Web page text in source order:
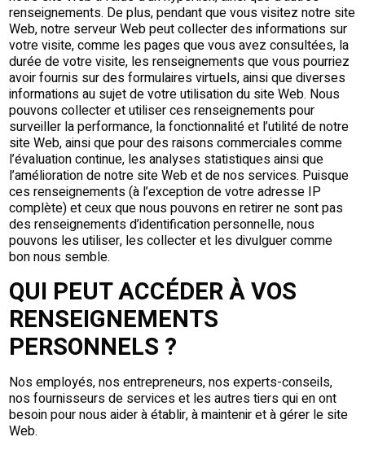
renseignements. De plus, pendant que vous visitez notre site
Web, notre serveur Web peut collecter des informations sur
votre visite, comme les pages que vous avez consultées, la
durée de votre visite, les renseignements que vous pourriez
avoir fournis sur des formulaires virtuels, ainsi que diverses
informations au sujet de votre utilisation du site Web. Nous
pouvons collecter et utiliser ces renseignements pour
surveiller la performance, la fonctionnalité et l’utilité de notre
site Web, ainsi que pour des raisons commerciales comme
l’évaluation continue, les analyses statistiques ainsi que
l’amélioration de notre site Web et de nos services. Puisque
ces renseignements (à l’exception de votre adresse IP
complète) et ceux que nous pouvons en retirer ne sont pas
des renseignements d’identification personnelle, nous
pouvons les utiliser, les collecter et les divulguer comme
bon nous semble.
QUI PEUT ACCÉDER À VOS
RENSEIGNEMENTS
PERSONNELS ?
Nos employés, nos entrepreneurs, nos experts-conseils,
nos fournisseurs de services et les autres tiers qui en ont
besoin pour nous aider à établir, à maintenir et à gérer le site
Web.